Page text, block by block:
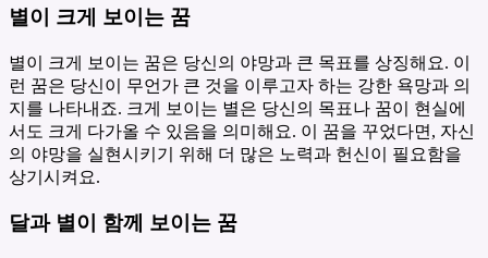
별이 크게 보이는 꿈
별이 크게 보이는 꿈은 당신의 야망과 큰 목표를 상징해요. 이
런 꿈은 당신이 무언가 큰 것을 이루고자 하는 강한 욕망과 의
지를 나타내죠. 크게 보이는 별은 당신의 목표나 꿈이 현실에
서도 크게 다가올 수 있음을 의미해요. 이 꿈을 꾸었다면, 자신
의 야망을 실현시키기 위해 더 많은 노력과 헌신이 필요함을
상기시켜요.
달과 별이 함께 보이는 꿈